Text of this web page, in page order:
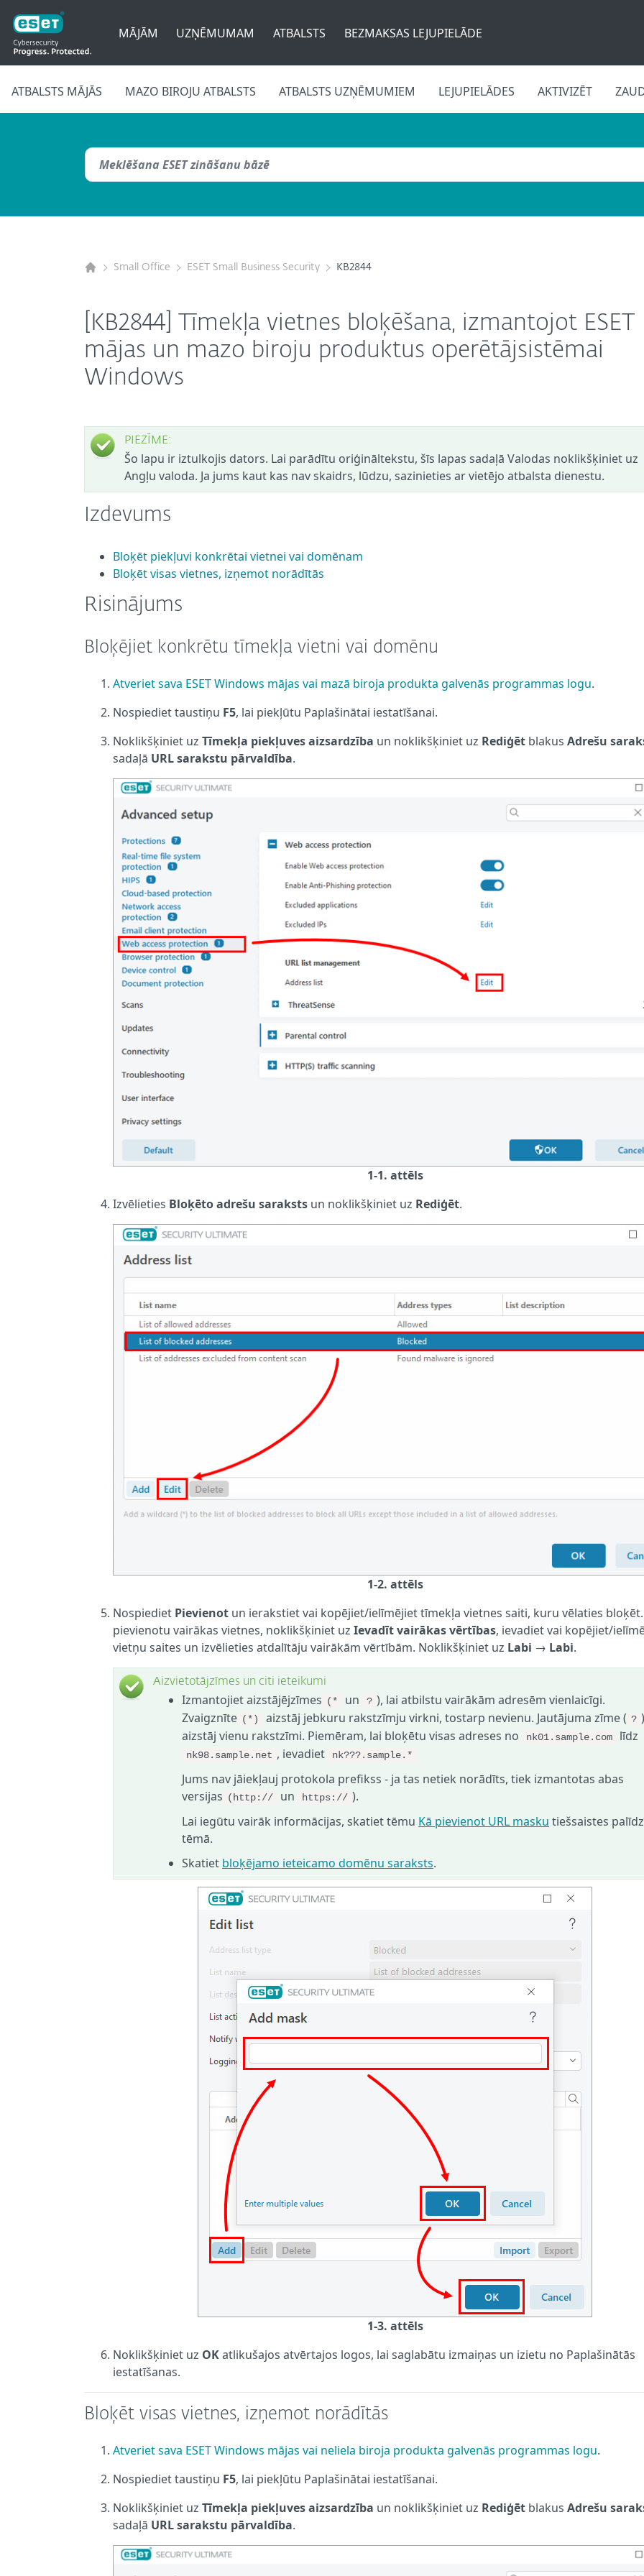
MĀJĀM UZŅĒMUMAM ATBALSTS BEZMAKSAS LEJUPIELĀDE
ATBALSTS MĀJĀS MAZO BIROJU ATBALSTS ATBALSTS UZŅĒMUMIEM LEJUPIELĀDES AKTIVIZĒT
Small Office ESET Small Business Security KB2844
[KB2844] Tīmekļa vietnes bloķēšana, izmantojot ESET
mājas un mazo biroju produktus operētājsistēmai
Windows
PIEZĪME:
Šo lapu ir iztulkojis dators. Lai parādītu oriģināltekstu, šīs lapas sadaļā Valodas noklikšķiniet uz
Angļu valoda. Ja jums kaut kas nav skaidrs, lūdzu, sazinieties ar vietējo atbalsta dienestu.
Izdevums
Bloķēt piekļuvi konkrētai vietnei vai domēnam
Bloķēt visas vietnes, izņemot norādītās
Risinājums
Bloķējiet konkrētu tīmekļa vietni vai domēnu
Atveriet sava ESET Windows mājas vai mazā biroja produkta galvenās programmas logu.
Nospiediet taustiņu F5, lai piekļūtu Paplašinātai iestatīšanai.
Noklikšķiniet uz Tīmekļa piekļuves aizsardzība un noklikšķiniet uz Rediģēt blakus Adrešu
sadaļā URL sarakstu pārvaldība.
1-1. attēls
Izvēlieties Bloķēto adrešu saraksts un noklikšķiniet uz Rediģēt.
1-2. attēls
Nospiediet Pievienot un ierakstiet vai kopējiet/ielīmējiet tīmekļa vietnes saiti, kuru vēlaties bloķēt.
pievienotu vairākas vietnes, noklikšķiniet uz Ievadīt vairākas vērtības, ievadiet vai kopējiet/
vietņu saites un izvēlieties atdalītāju vairākām vērtībām. Noklikšķiniet uz Labi → Labi.
Aizvietotājzīmes un citi ieteikumi
Izmantojiet aizstājējzīmes (* un ? ), lai atbilstu vairākām adresēm vienlaicīgi.
Zvaigznīte (*) aizstāj jebkuru rakstzīmju virkni, tostarp nevienu. Jautājuma zīme ( ? )
aizstāj vienu rakstzīmi. Piemēram, lai bloķētu visas adreses no
nk01.sample.com līdz
nk98.sample.net , ievadiet nk???.sample.*
Jums nav jāiekļauj protokola prefikss - ja tas netiek norādīts, tiek izmantotas abas
versijas (http:// un https:// ).
Lai iegūtu vairāk informācijas, skatiet tēmu Kā pievienot URL masku tiešsaistes
tēmā.
Skatiet bloķējamo ieteicamo domēnu saraksts.
1-3. attēls
Noklikšķiniet uz OKatlikušajos atvērtajos logos, lai saglabātu izmaiņas un izietu no Paplašinātās
iestatīšanas.
Bloķēt visas vietnes, izņemot norādītās
Atveriet sava ESET Windows mājas vai neliela biroja produkta galvenās programmas logu.
Nospiediet taustiņu F5, lai piekļūtu Paplašinātai iestatīšanai.
Noklikšķiniet uz Tīmekļa piekļuves aizsardzība un noklikšķiniet uz Rediģēt blakus Adrešu
sadaļā URL sarakstu pārvaldība.